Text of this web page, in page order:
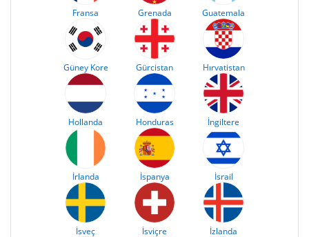
Fransa Grenada Guatemala
Güney Kore Gürcistan Hırvatistan
Hollanda Honduras İngiltere
İrlanda İspanya İsrail
İsveç İsviçre İzlanda